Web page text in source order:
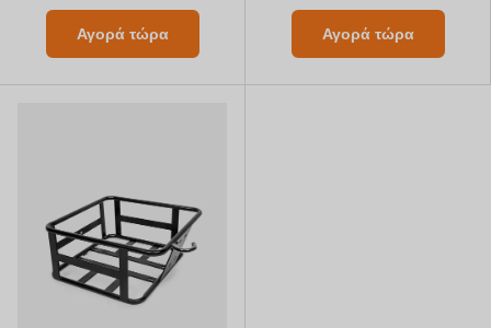
Αγορά τώρα Αγορά τώρα